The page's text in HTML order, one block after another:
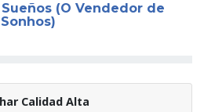
(O Vendedor de
Sonhos)
Calidad Alta